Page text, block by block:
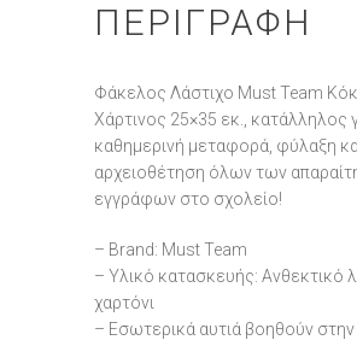
ΠΕΡΙΓΡΑΦΉ
Φάκελος Λάστιχο Must Team
Χάρτινος 25×35 εκ., κατάλληλος
καθημερινή μεταφορά, φύλαξη
αρχειοθέτηση όλων των
εγγράφων στο σχολείο!
– Brand: Must Team
– Υλικό κατασκευής: Ανθεκτικό
χαρτόνι
– Εσωτερικά αυτιά βοηθούν